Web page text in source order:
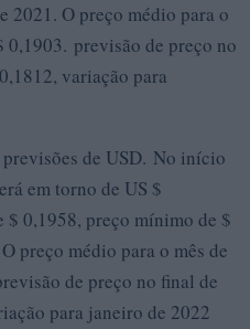
2021. O preço médio para o
0,1903. previsão de preço no
variação para
de USD. No início
em torno de US $
0,1958, preço mínimo de $
preço médio para o mês de
de preço no final de
para janeiro de 2022